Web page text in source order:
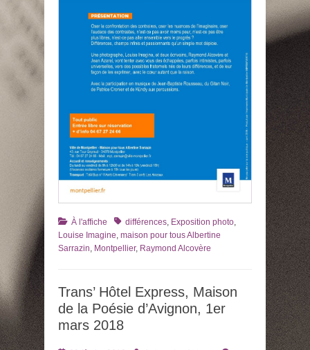
Catégories
À l'affiche Tagsdifférences, Exposition photo,
Louise Imagine, maison pour tous Albertine
Sarrazin, Montpellier, Raymond Alcovère
Trans’ Hôtel Express, Maison
de la Poésie d’Avignon, 1er
mars 2018